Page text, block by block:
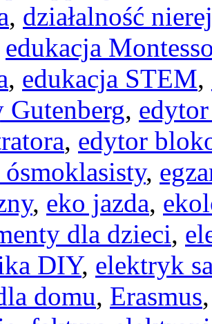
, działalność
edukacja
, edukacja STEM,
,
, edytor
,
, eko jazda,
dla dzieci,
DIY, elektryk
domu, Erasmus